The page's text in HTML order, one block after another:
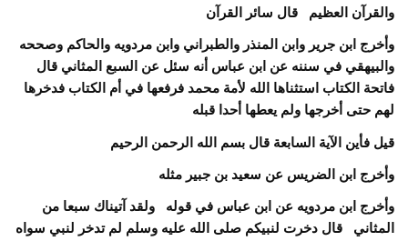
والقرآن العظيم قال سائر القرآن
وأخرج ابن جرير وابن المنذر والطبراني وابن مردويه والحاكم وصححه
والبيهقي في سننه عن ابن عباس أنه سئل عن السبع المثاني قال
فاتحة الكتاب استثناها الله لأمة محمد فرفعها في أم الكتاب فدخرها
لهم حتى أخرجها ولم يعطها أحدا قبله
قيل فأين الآية السابعة قال بسم الله الرحمن الرحيم
وأخرج ابن الضريس عن سعيد بن جبير مثله
وأخرج ابن مردويه عن ابن عباس في قوله ولقد آتيناك سبعا من
المثاني قال دخرت لنبيكم صلى الله عليه وسلم لم تدخر لنبي سواه